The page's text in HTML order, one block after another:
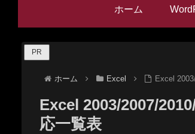
ホーム
PR
ホーム Excel Excel
Excel 2003/2007/
応一覧表